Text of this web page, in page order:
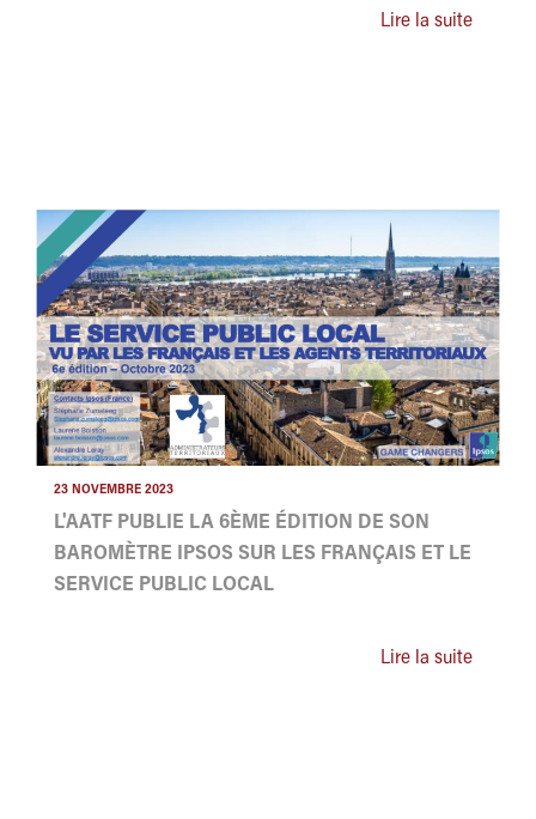
Lire la suite
23 NOVEMBRE 2023
L'AATF PUBLIE LA 6ÈME ÉDITION DE SON
BAROMÈTRE IPSOS SUR LES FRANÇAIS ET LE
SERVICE PUBLIC LOCAL
Lire la suite